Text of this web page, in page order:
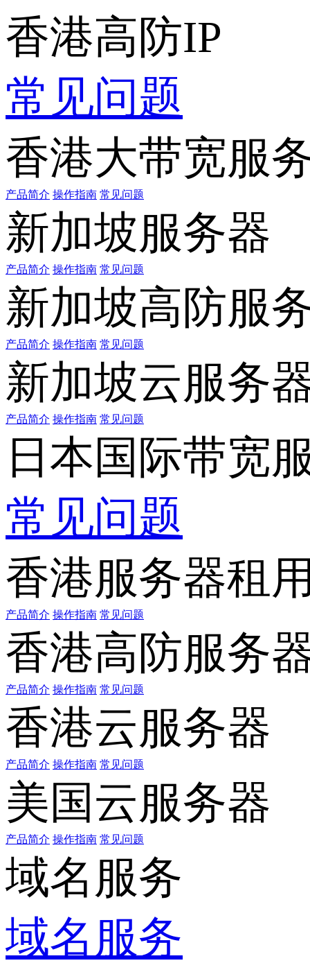
香港高防IP
常见问题
香港大带宽服
产品简介 操作指南 常见问题
新加坡服务器
产品简介 操作指南 常见问题
新加坡高防服
产品简介 操作指南 常见问题
新加坡云服务
产品简介 操作指南 常见问题
日本国际带宽
常见问题
香港服务器租
产品简介 操作指南 常见问题
香港高防服务
产品简介 操作指南 常见问题
香港云服务器
产品简介 操作指南 常见问题
美国云服务器
产品简介 操作指南 常见问题
域名服务
域名服务